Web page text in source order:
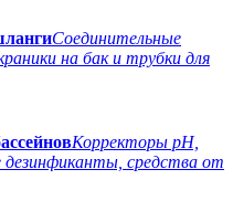
Соединительные
на бак и трубки для
Корректоры рН,
дезинфиканты, средства от